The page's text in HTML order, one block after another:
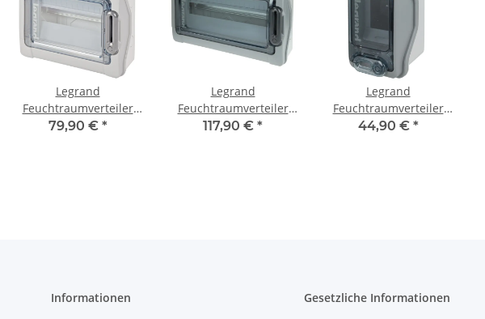
Legrand
Feuchtraumverteiler
Aufputz 1 x 12 TE
79,90 € *
Legrand
Feuchtraumverteiler
Aufputz 1 x 18 TE
117,90 € *
Legrand
Feuchtraumverteiler
Aufputz 1 x 2+1 TE
44,90 € *
Informationen Gesetzliche Informationen